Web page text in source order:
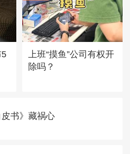
上班“摸鱼”公司有权开
除吗？
书》藏祸心